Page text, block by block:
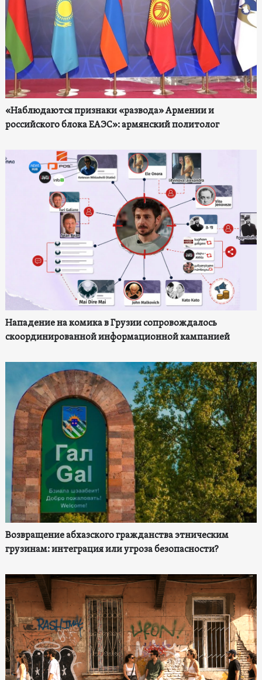
«Наблюдаются признаки «развода» Армении и
российского блока ЕАЭС»: армянский политолог
Нападение на комика в Грузии сопровождалось
скоординированной информационной кампанией
Возвращение абхазского гражданства этническим
грузинам: интеграция или угроза безопасности?